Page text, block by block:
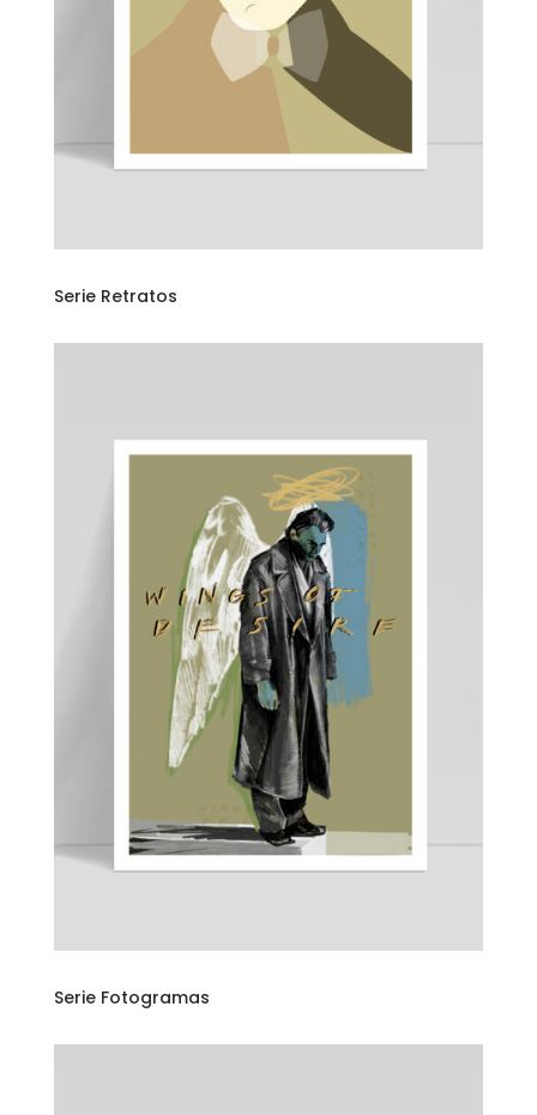
Serie Retratos
Serie Fotogramas